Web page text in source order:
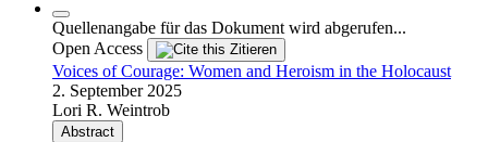
Quellenangabe für das Dokument wird abgerufen...
Open Access
Zitieren
Voices of Courage: Women and Heroism in the Holocaust
2. September 2025
Lori R. Weintrob
Abstract